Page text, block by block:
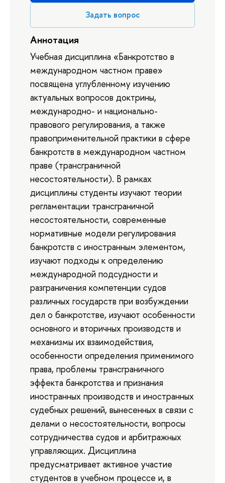
Задать вопрос
Аннотация
Учебная дисциплина «Банкротство в
международном частном праве»
посвящена углубленному изучению
актуальных вопросов доктрины,
международно- и национально-
правового регулирования, а также
правоприменительной практики в сфере
банкротств в международном частном
праве (трансграничной
несостоятельности). В рамках
дисциплины студенты изучают теории
регламентации трансграничной
несостоятельности, современные
нормативные модели регулирования
банкротств с иностранным элементом,
изучают подходы к определению
международной подсудности и
разграничения компетенции судов
различных государств при возбуждении
дел о банкротстве, изучают особенности
основного и вторичных производств и
механизмы их взаимодействия,
особенности определения применимого
права, проблемы трансграничного
эффекта банкротства и признания
иностранных производств и иностранных
судебных решений, вынесенных в связи с
делами о несостоятельности, вопросы
сотрудничества судов и арбитражных
управляющих. Дисциплина
предусматривает активное участие
студентов в учебном процессе и, в